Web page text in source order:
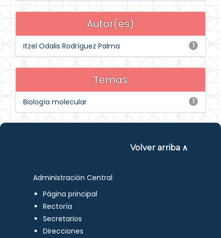
Autor(es)
1
Itzel Odalis Rodríguez Palma
Temas
1
Biología molecular
Volver arriba ∧
Administración Central
Página principal
Rectoría
Secretarios
Direcciones